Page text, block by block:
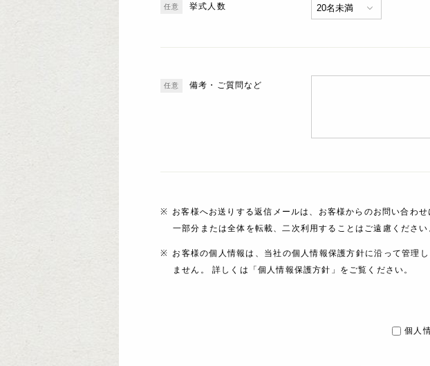
挙式人数
備考・ご質問など
お客様へお送りする返信メールは、お客様からのお問い合わ
一部分または全体を転載、二次利用することはご遠慮ください
お客様の個人情報は、当社の個人情報保護方針に沿って管理
ません。 詳しくは「個人情報保護方針」をご覧ください。
個人